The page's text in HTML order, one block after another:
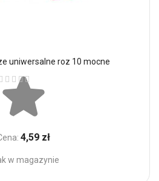
uniwersalne roz 10 mocne
4,59 zł
w magazynie
Ulubionych